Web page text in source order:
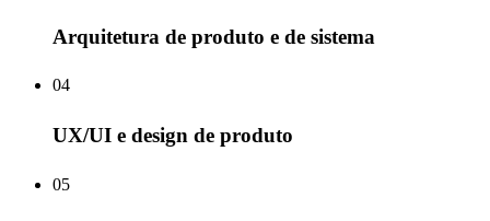
Arquitetura de produto e de sistema
04
UX/UI e design de produto
05